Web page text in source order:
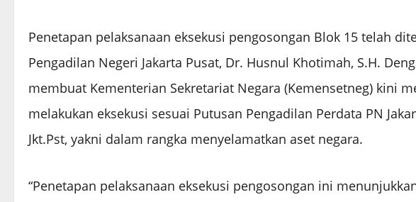
Penetapan pelaksanaan eksekusi pengosongan Blok 15 telah
Pengadilan Negeri Jakarta Pusat, Dr. Husnul Khotimah, S.H.
membuat Kementerian Sekretariat Negara (Kemensetneg) kini
melakukan eksekusi sesuai Putusan Pengadilan Perdata PN
Jkt.Pst, yakni dalam rangka menyelamatkan aset negara.
“Penetapan pelaksanaan eksekusi pengosongan ini